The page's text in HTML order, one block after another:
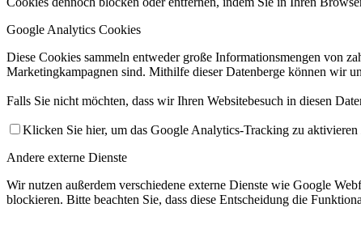
Google Analytics Cookies
Diese Cookies sammeln entweder große Informationsmengen von
Marketingkampagnen sind. Mithilfe dieser Datenberge können wir
Falls Sie nicht möchten, dass wir Ihren Websitebesuch in diesen
Klicken Sie hier, um das Google Analytics-Tracking zu aktivieren
Andere externe Dienste
Wir nutzen außerdem verschiedene externe Dienste wie Google
blockieren. Bitte beachten Sie, dass diese Entscheidung die